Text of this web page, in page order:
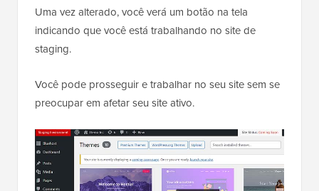
Uma vez alterado, você verá um botão na tela
indicando que você está trabalhando no site de
staging.
Você pode prosseguir e trabalhar no seu site sem se
preocupar em afetar seu site ativo.